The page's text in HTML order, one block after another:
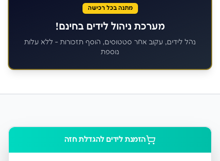
מתנה בכל רכישה
מערכת ניהול לידים בחינם!
נהל לידים, עקוב אחר סטטוסים, הוסף תזכורות - ללא עלות
נוספת
הזמנת לידים להגדלת חזה